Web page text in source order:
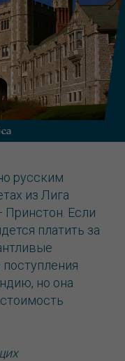
русским
из Лига
Если
платить за
но она